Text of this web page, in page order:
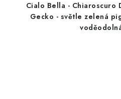
Cialo Bella - Chiaroscuro
Gecko - světle zelená